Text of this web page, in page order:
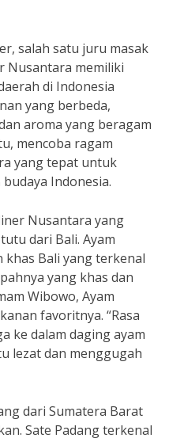
salah satu juru masak
Nusantara memiliki
di Indonesia
yang berbeda,
aroma yang beragam
mencoba ragam
yang tepat untuk
Indonesia.
Nusantara yang
dari Bali. Ayam
Bali yang terkenal
yang khas dan
Wibowo, Ayam
favoritnya. “Rasa
ke dalam daging ayam
lezat dan menggugah
dari Sumatera Barat
Sate Padang terkenal